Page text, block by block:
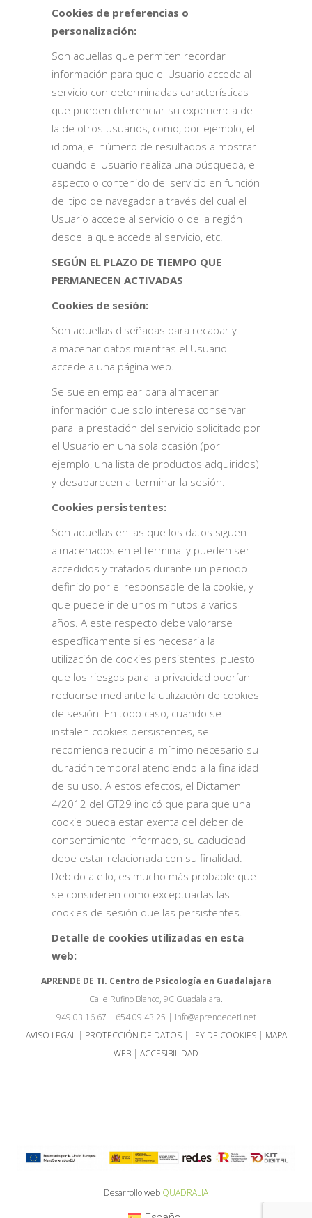
Cookies de preferencias o
personalización:
Son aquellas que permiten recordar
información para que el Usuario acceda al
servicio con determinadas características
que pueden diferenciar su experiencia de
la de otros usuarios, como, por ejemplo, el
idioma, el número de resultados a mostrar
cuando el Usuario realiza una búsqueda, el
aspecto o contenido del servicio en función
del tipo de navegador a través del cual el
Usuario accede al servicio o de la región
desde la que accede al servicio, etc.
SEGÚN EL PLAZO DE TIEMPO QUE
PERMANECEN ACTIVADAS
Cookies de sesión:
Son aquellas diseñadas para recabar y
almacenar datos mientras el Usuario
accede a una página web.
Se suelen emplear para almacenar
información que solo interesa conservar
para la prestación del servicio solicitado por
el Usuario en una sola ocasión (por
ejemplo, una lista de productos adquiridos)
y desaparecen al terminar la sesión.
Cookies persistentes:
Son aquellas en las que los datos siguen
almacenados en el terminal y pueden ser
accedidos y tratados durante un periodo
definido por el responsable de la cookie, y
que puede ir de unos minutos a varios
años. A este respecto debe valorarse
específicamente si es necesaria la
utilización de cookies persistentes, puesto
que los riesgos para la privacidad podrían
reducirse mediante la utilización de cookies
de sesión. En todo caso, cuando se
instalen cookies persistentes, se
recomienda reducir al mínimo necesario su
duración temporal atendiendo a la finalidad
de su uso. A estos efectos, el Dictamen
4/2012 del GT29 indicó que para que una
cookie pueda estar exenta del deber de
consentimiento informado, su caducidad
debe estar relacionada con su finalidad.
Debido a ello, es mucho más probable que
se consideren como exceptuadas las
cookies de sesión que las persistentes.
Detalle de cookies utilizadas en esta
web:
APRENDE DE TI. Centro de Psicología en Guadalajara
Calle Rufino Blanco, 9C Guadalajara.
949 03 16 67 | 654 09 43 25 | info@aprendedeti.net
AVISO LEGAL| PROTECCIÓN DE DATOS| LEY DE COOKIES| MAPA
WEB | ACCESIBILIDAD
Desarrollo web QUADRALIA